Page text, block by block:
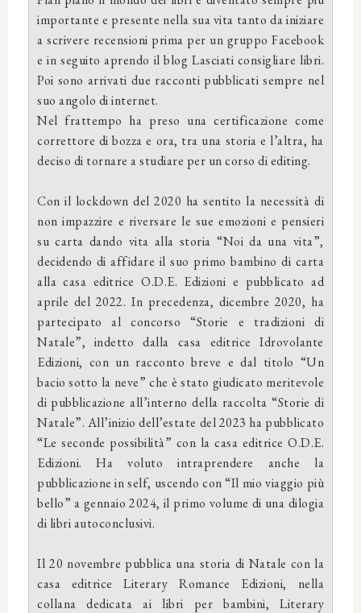
importante e presente nella sua vita tanto da iniziare
a scrivere recensioni prima per un gruppo Facebook
e in seguito aprendo il blog Lasciati consigliare libri.
Poi sono arrivati due racconti pubblicati sempre nel
suo angolo di internet.
Nel frattempo ha preso una certificazione come
correttore di bozza e ora, tra una storia e l’altra, ha
deciso di tornare a studiare per un corso di editing.
Con il lockdown del 2020 ha sentito la necessità di
non impazzire e riversare le sue emozioni e pensieri
su carta dando vita alla storia “Noi da una vita”,
decidendo di affidare il suo primo bambino di carta
alla casa editrice O.D.E. Edizioni e pubblicato ad
aprile del 2022. In precedenza, dicembre 2020, ha
partecipato al concorso “Storie e tradizioni di
Natale”, indetto dalla casa editrice Idrovolante
Edizioni, con un racconto breve e dal titolo “Un
bacio sotto la neve” che è stato giudicato meritevole
di pubblicazione all’interno della raccolta “Storie di
Natale”. All’inizio dell’estate del 2023 ha pubblicato
“Le seconde possibilità” con la casa editrice O.D.E.
Edizioni. Ha voluto intraprendere anche la
pubblicazione in self, uscendo con “Il mio viaggio più
bello” a gennaio 2024, il primo volume di una dilogia
di libri autoconclusivi.
Il 20 novembre pubblica una storia di Natale con la
casa editrice Literary Romance Edizioni, nella
collana dedicata ai libri per bambini, Literary